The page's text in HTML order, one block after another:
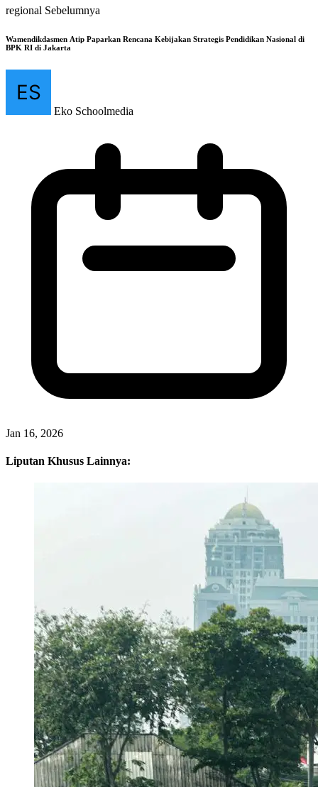
regional Sebelumnya
Wamendikdasmen Atip Paparkan Rencana Kebijakan Strategis Pendidikan Nasional di
BPK RI di Jakarta
Eko Schoolmedia
Jan 16, 2026
Liputan Khusus Lainnya: